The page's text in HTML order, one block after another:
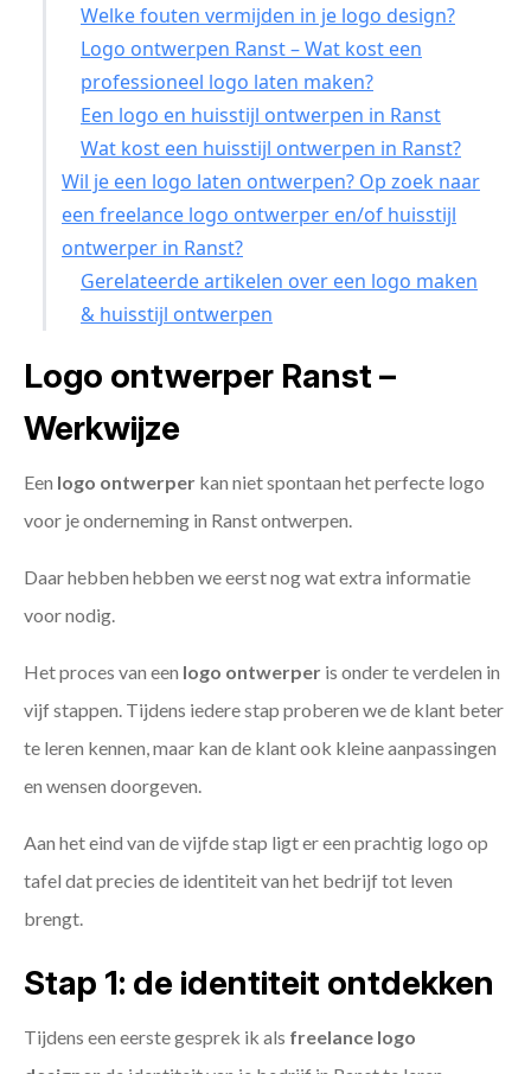
Welke fouten vermijden in je logo design?
Logo ontwerpen Ranst – Wat kost een
professioneel logo laten maken?
Een logo en huisstijl ontwerpen in Ranst
Wat kost een huisstijl ontwerpen in Ranst?
Wil je een logo laten ontwerpen? Op zoek naar
een freelance logo ontwerper en/of huisstijl
ontwerper in Ranst?
Gerelateerde artikelen over een logo maken
& huisstijl ontwerpen
Logo ontwerper Ranst –
Werkwijze
Een logo ontwerper kan niet spontaan het perfecte logo
voor je onderneming in Ranst ontwerpen.
Daar hebben hebben we eerst nog wat extra informatie
voor nodig.
Het proces van een logo ontwerper is onder te verdelen in
vijf stappen. Tijdens iedere stap proberen we de klant beter
te leren kennen, maar kan de klant ook kleine aanpassingen
en wensen doorgeven.
Aan het eind van de vijfde stap ligt er een prachtig logo op
tafel dat precies de identiteit van het bedrijf tot leven
brengt.
Stap 1: de identiteit ontdekken
Tijdens een eerste gesprek ik als freelance logo